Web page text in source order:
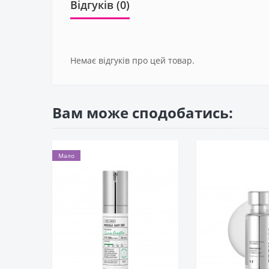
Відгуків (0)
Немає відгуків про цей товар.
Вам може сподобатись:
Мало